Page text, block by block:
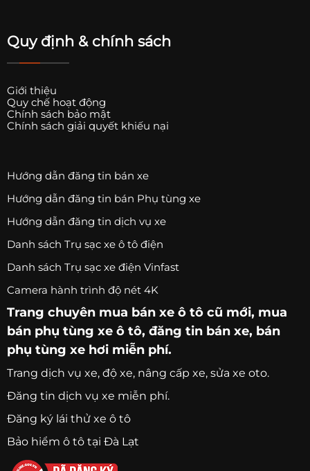
Quy định & chính sách
Giới thiệu
Quy chế hoạt động
Chính sách bảo mật
Chính sách giải quyết khiếu nại
Hướng dẫn đăng tin bán xe
Hướng dẫn đăng tin bán Phụ tùng xe
Hướng dẫn đăng tin dịch vụ xe
Danh sách Trụ sạc xe ô tô điện
Danh sách Trụ sạc xe điện Vinfast
Camera hành trình độ nét 4K
Trang chuyên mua bán xe ô tô cũ mới, mua
bán phụ tùng xe ô tô, đăng tin bán xe, bán
phụ tùng xe hơi miễn phí.
Trang dịch vụ xe, độ xe, nâng cấp xe, sửa xe oto.
Đăng tin dịch vụ xe miễn phí.
Đăng ký lái thử xe ô tô
Bảo hiểm ô tô tại Đà Lạt